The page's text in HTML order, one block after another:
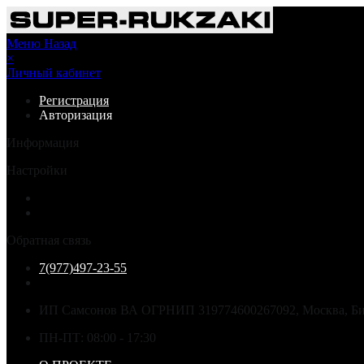
Меню Назад
×
Личный кабинет
Регистрация
Авторизация
Информация
Настройки
Обратная связь
7(977)497-23-55
ИП Самсонов ВА ОГРНИП 319774600267092, Москва,
ПН-ПТ: 08:00 - 17:30